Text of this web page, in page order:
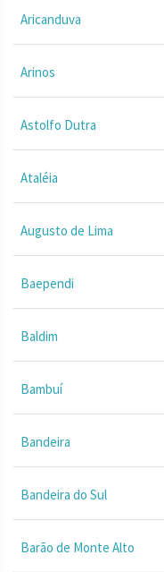
Aricanduva
Arinos
Astolfo Dutra
Ataléia
Augusto de Lima
Baependi
Baldim
Bambuí
Bandeira
Bandeira do Sul
Barão de Monte Alto